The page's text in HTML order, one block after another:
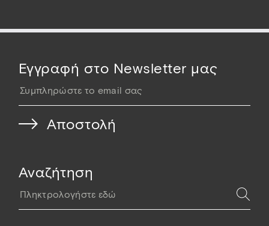
Εγγραφή στο Newsletter μας
Αναζήτηση